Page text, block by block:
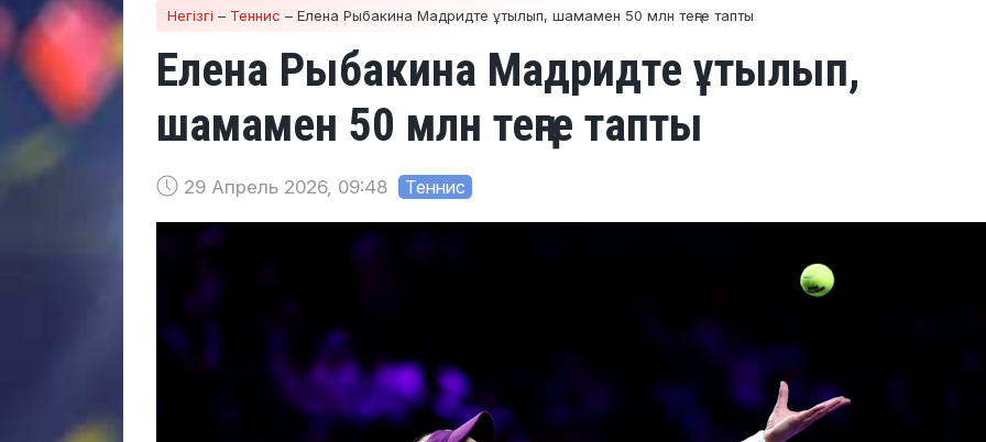
Негізгі – Теннис – Елена Рыбакина Мадридте ұтылып, шамамен 50 млн теңге тапты
Елена Рыбакина Мадридте ұтылып,
шамамен 50 млн теңге тапты
29 Апрель 2026, 09:48 Теннис